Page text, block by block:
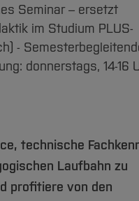
Seminar – ersetzt
im Studium PLUS-
-
donnerstags, 14-16
technische
Laufbahn zu
profitiere von den